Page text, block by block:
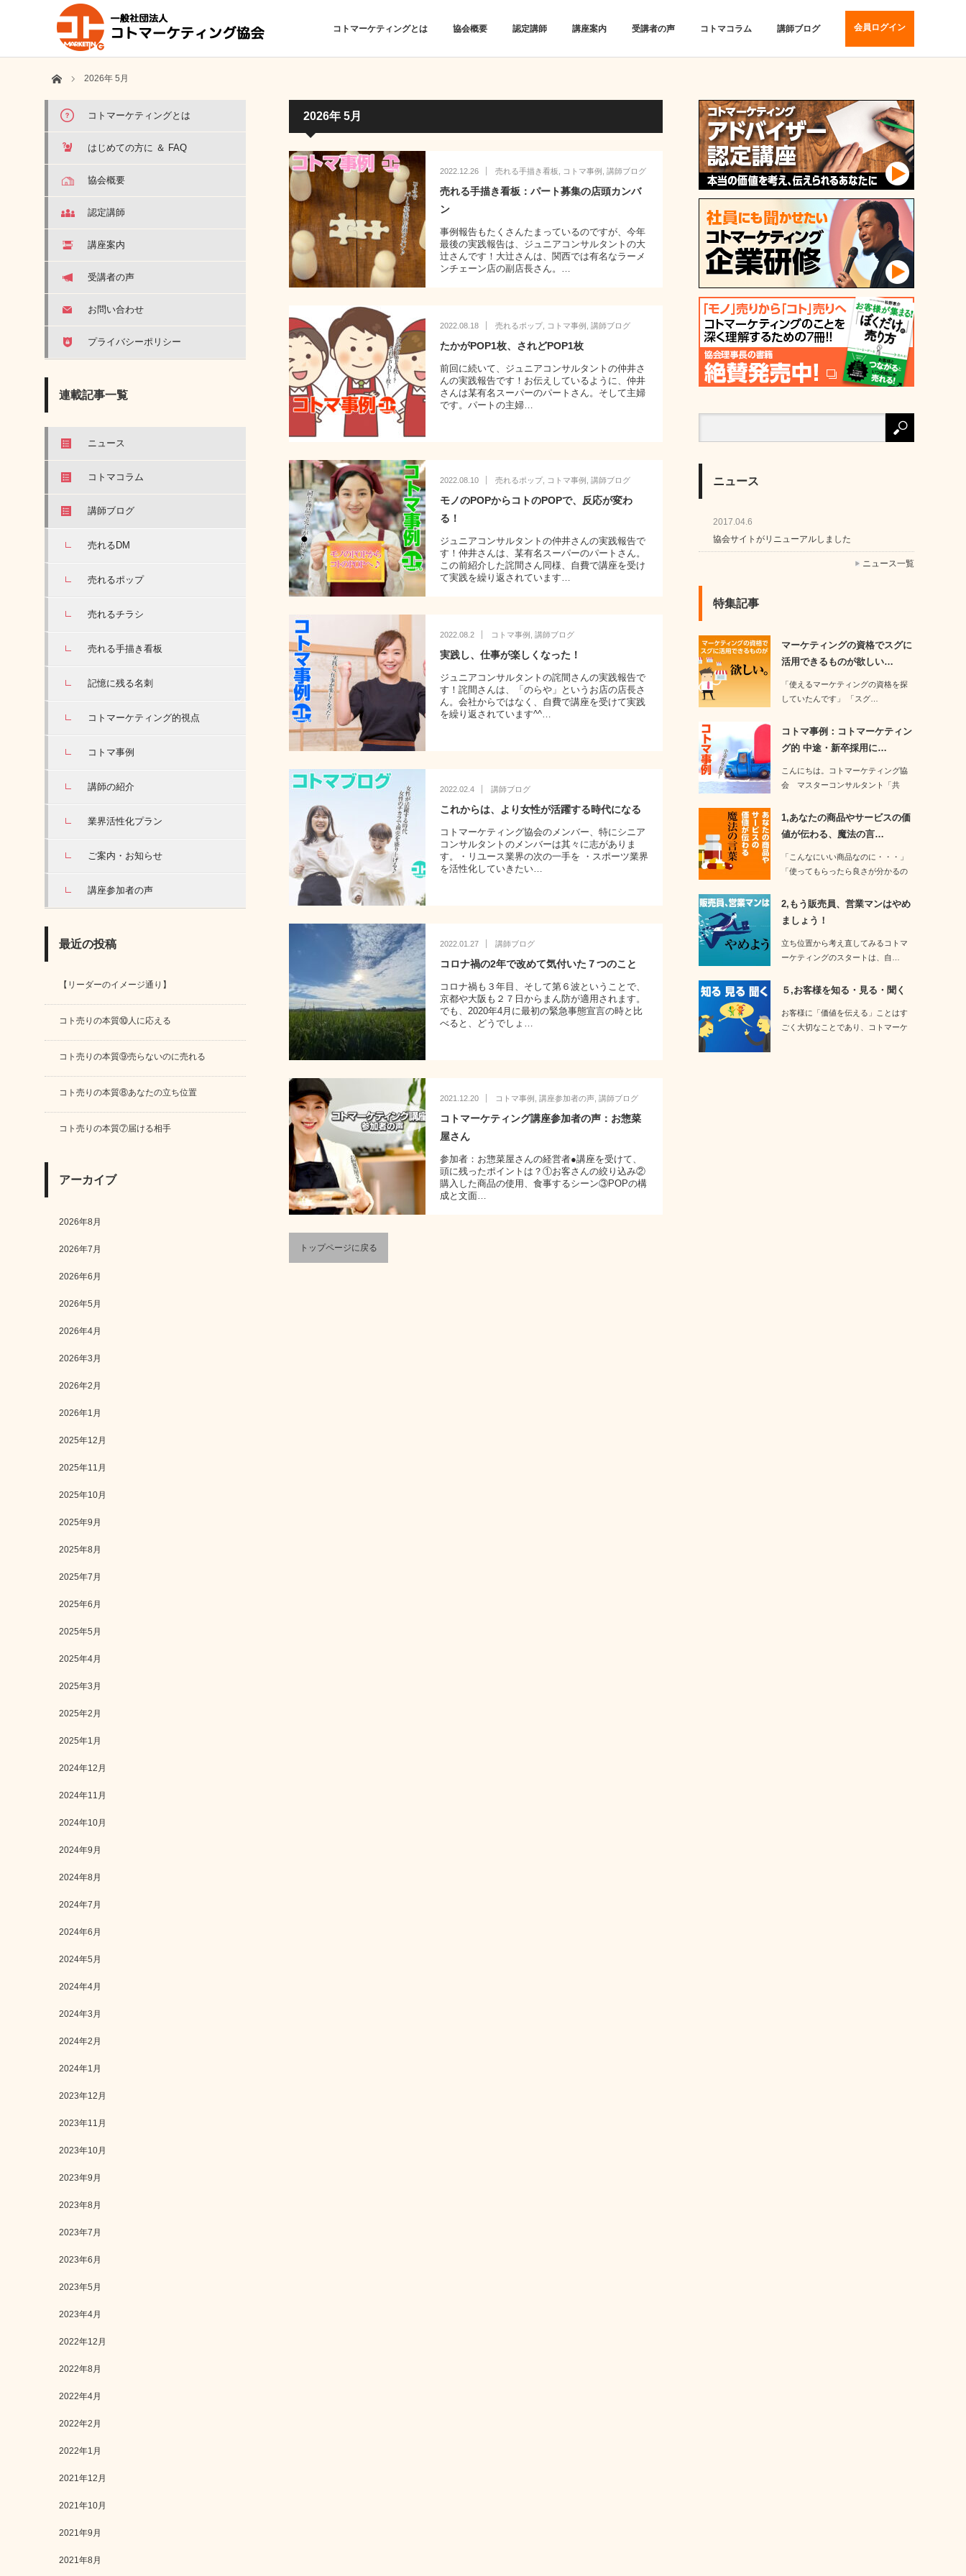
コトマーケティングとは 協会概要 認定講師 講座案内 受講者の声 コトマコラム 講師ブログ 会員ログイン
ホーム 2026年 5月
2026年 5月
2022.12.26 売れる手描き看板 コトマ事例 講師ブログ
売れる手描き看板：パート募集の店頭カンバ
ン
事例報告もたくさんたまっているのですが、今年
最後の実践報告は、ジュニアコンサルタントの大
辻さんです！大辻さんは、関西では有名なラーメ
ンチェーン店の副店長さん。…
2022.08.18 売れるポップ コトマ事例 講師ブログ
たかがPOP1枚、されどPOP1枚
前回に続いて、ジュニアコンサルタントの仲井さ
んの実践報告です！お伝えしているように、仲井
さんは某有名スーパーのパートさん。そして主婦
です。パートの主婦…
2022.08.10 売れるポップ コトマ事例 講師ブログ
モノのPOPからコトのPOPで、反応が変わ
る！
ジュニアコンサルタントの仲井さんの実践報告で
す！仲井さんは、某有名スーパーのパートさん。
この前紹介した詫間さん同様、自費で講座を受け
て実践を繰り返されています…
2022.08.2 コトマ事例 講師ブログ
実践し、仕事が楽しくなった！
ジュニアコンサルタントの詫間さんの実践報告で
す！詫間さんは、「のらや」というお店の店長さ
ん。会社からではなく、自費で講座を受けて実践
を繰り返されています^^…
2022.02.4 講師ブログ
これからは、より女性が活躍する時代になる
コトマーケティング協会のメンバー、特にシニア
コンサルタントのメンバーは其々に志がありま
す。・リユース業界の次の一手を ・スポーツ業界
を活性化していきたい…
2022.01.27 講師ブログ
コロナ禍の2年で改めて気付いた７つのこと
コロナ禍も３年目、そして第６波ということで、
京都や大阪も２７日からまん防が適用されます。
でも、2020年4月に最初の緊急事態宣言の時と比
べると、どうでしょ…
2021.12.20 コトマ事例 講座参加者の声 講師ブログ
コトマーケティング講座参加者の声：お惣菜
屋さん
参加者：お惣菜屋さんの経営者●講座を受けて、
頭に残ったポイントは？①お客さんの絞り込み②
購入した商品の使用、食事するシーン③POPの構
成と文面…
トップページに戻る
コトマーケティングとは
はじめての方に ＆ FAQ
協会概要
認定講師
講座案内
受講者の声
お問い合わせ
プライバシーポリシー
連載記事一覧
ニュース
コトマコラム
講師ブログ
売れるDM
売れるポップ
売れるチラシ
売れる手描き看板
記憶に残る名刺
コトマーケティング的視点
コトマ事例
講師の紹介
業界活性化プラン
ご案内・お知らせ
講座参加者の声
最近の投稿
【リーダーのイメージ通り】
コト売りの本質⑩人に応える
コト売りの本質⑨売らないのに売れる
コト売りの本質⑧あなたの立ち位置
コト売りの本質⑦届ける相手
アーカイブ
2026年8月
2026年7月
2026年6月
2026年5月
2026年4月
2026年3月
2026年2月
2026年1月
2025年12月
2025年11月
2025年10月
2025年9月
2025年8月
2025年7月
2025年6月
2025年5月
2025年4月
2025年3月
2025年2月
2025年1月
2024年12月
2024年11月
2024年10月
2024年9月
2024年8月
2024年7月
2024年6月
2024年5月
2024年4月
2024年3月
2024年2月
2024年1月
2023年12月
2023年11月
2023年10月
2023年9月
2023年8月
2023年7月
2023年6月
2023年5月
2023年4月
2022年12月
2022年8月
2022年4月
2022年2月
2022年1月
2021年12月
2021年10月
2021年9月
2021年8月
ニュース
2017.04.6
協会サイトがリニューアルしました
ニュース一覧
特集記事
マーケティングの資格でスグに
活用できるものが欲しい…
「使えるマーケティングの資格を探
していたんです」 「スグ…
コトマ事例：コトマーケティン
グ的 中途・新卒採用に…
こんにちは。コトマーケティング協
会 マスターコンサルタント「共
1,あなたの商品やサービスの価
値が伝わる、魔法の言…
「こんなにいい商品なのに・・・」
「使ってもらったら良さが分かるの
2,もう販売員、営業マンはやめ
ましょう！
立ち位置から考え直してみるコトマ
ーケティングのスタートは、自…
５,お客様を知る・見る・聞く
お客様に「価値を伝える」ことはす
ごく大切なことであり、コトマーケ